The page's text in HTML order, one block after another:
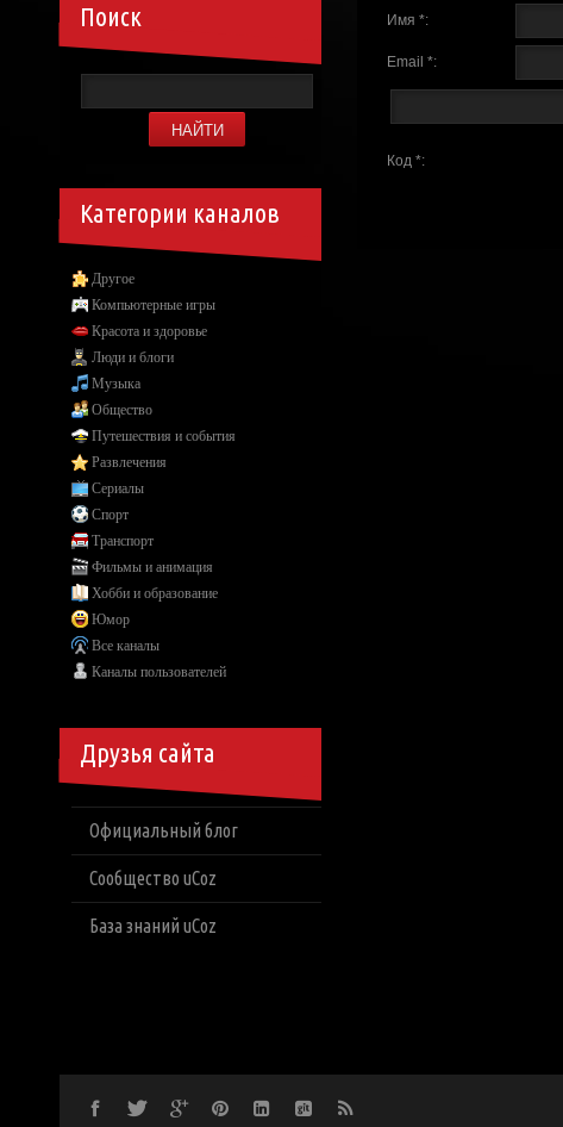
Имя *:
Email *:
Код *:
Поиск
Категории каналов
Другое
Компьютерные игры
Красота и здоровье
Люди и блоги
Музыка
Общество
Путешествия и события
Развлечения
Сериалы
Спорт
Транспорт
Фильмы и анимация
Хобби и образование
Юмор
Все каналы
Каналы пользователей
Друзья сайта
Официальный блог
Сообщество uCoz
База знаний uCoz